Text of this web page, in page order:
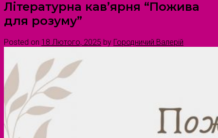
Літературна кав’ярня “Пожива
для розуму”
Posted on 18 Лютого, 2025 by Городничий Валерій